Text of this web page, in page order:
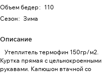
Объем бедер: 110
Сезон: Зима
Описание
Утеплитель термофин 150гр/м2.
Куртка прямая с цельнокроенными
рукавами. Капюшон втачной со